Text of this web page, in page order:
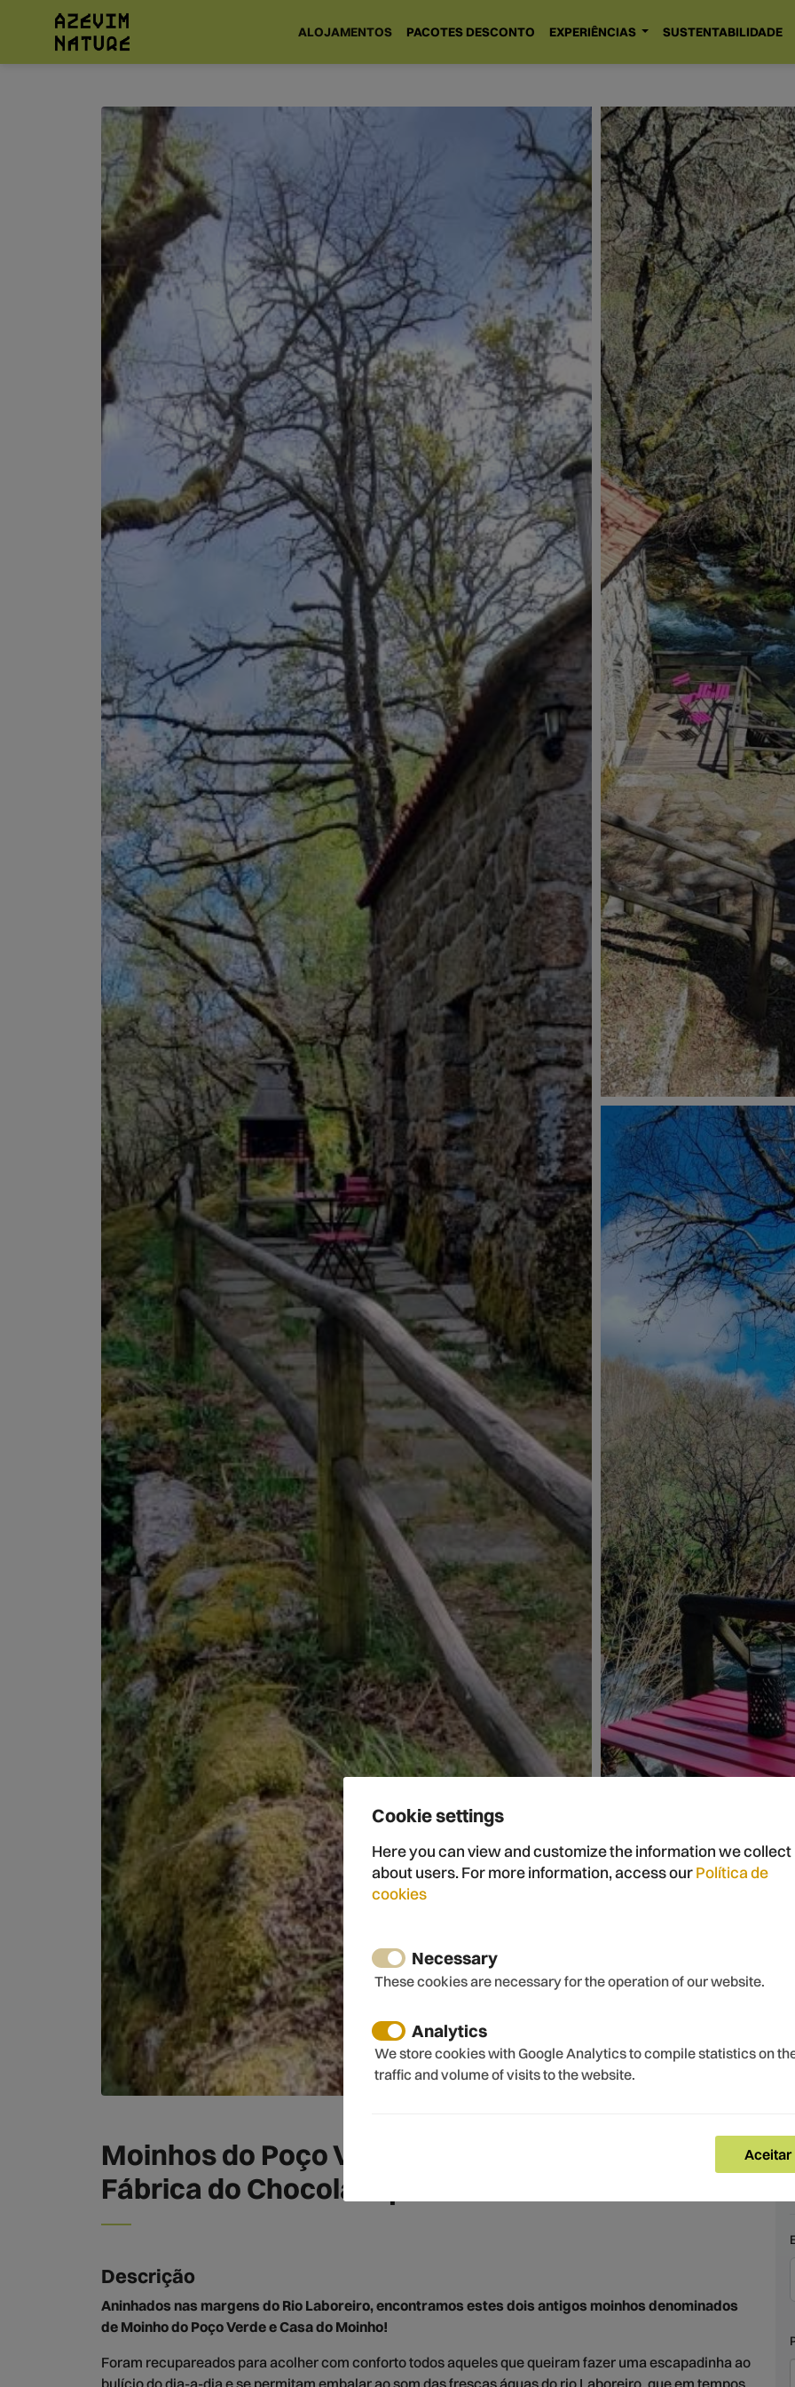
ALOJAMENTOS PACOTES DESCONTO EXPERIÊNCIAS SUSTENTABILIDADE
Moinhos do Poço Verde | Casa do Moinho e
Fábrica do Chocolate | Rio Laboreiro
Descrição
Aninhados nas margens do Rio Laboreiro, encontramos estes dois antigos moinhos denominados
de Moinho do Poço Verde e Casa do Moinho!
Foram recupareados para acolher com conforto todos aqueles que queiram fazer uma escapadinha ao
bulício do dia-a-dia e se permitam embalar ao som das frescas águas do rio Laboreiro, que em tempos
Cookie settings
Here you can view and customize the information we collect
about users. For more information, access ourPolítica de
cookies
Necessary
These cookies are necessary for the operation of our website.
Analytics
We store cookies with Google Analytics to compile statistics on
traffic and volume of visits to the website.
Aceitar